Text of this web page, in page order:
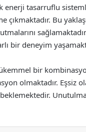
enerji tasarruflu
çıkmaktadır. Bu
bir deneyim
bir
olmaktadır. Eşsiz